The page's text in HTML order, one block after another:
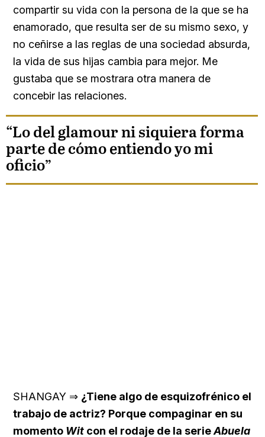
compartir su vida con la persona de la que se ha
enamorado, que resulta ser de su mismo sexo, y
no ceñirse a las reglas de una sociedad absurda,
la vida de sus hijas cambia para mejor. Me
gustaba que se mostrara otra manera de
concebir las relaciones.
“Lo del glamour ni siquiera forma
parte de cómo entiendo yo mi
oficio”
SHANGAY ⇒ ¿Tiene algo de esquizofrénico el
trabajo de actriz? Porque compaginar en su
momento Wit con el rodaje de la serieAbuela